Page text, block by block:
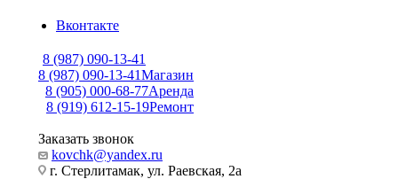
Вконтакте
8 (987) 090-13-41
8 (987) 090-13-41Магазин
8 (905) 000-68-77Аренда
8 (919) 612-15-19Ремонт
Заказать звонок
kovchk@yandex.ru
г. Стерлитамак, ул. Раевская, 2а